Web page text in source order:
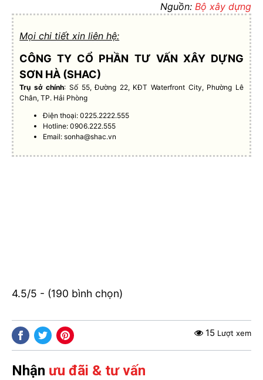
Nguồn: Bộ xây dựng
Mọi chi tiết xin liên hệ:
CÔNG TY CỔ PHẦN TƯ VẤN XÂY DỰNG
SƠN HÀ (SHAC)
Trụ sở chính: Số 55, Đường 22, KĐT Waterfront City, Phường Lê
Chân, TP. Hải Phòng
Điện thoại: 0225.2222.555
Hotline: 0906.222.555
Email:sonha@shac.vn
4.5/5 - (190 bình chọn)
15 Lượt xem
Nhận ưu đãi & tư vấn